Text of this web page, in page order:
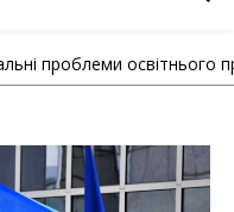
проблеми освітнього